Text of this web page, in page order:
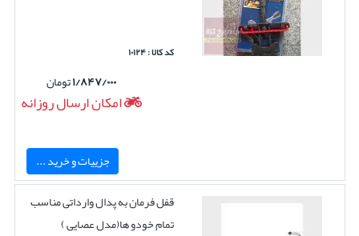
کد کالا : ۱۰۱۲۴
۱/۸۴۷/۰۰۰تومان
امکان ارسال روزانه
جزییات و خرید ...
قفل فرمان به پدال وارداتی مناسب
تمام خودو ها(مدل عصایی )